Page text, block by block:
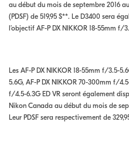
au début du mois de septembre 2016
(PDSF) de 519,95 $**. Le D3400 sera
l’objectif AF-P DX NIKKOR 18-55mm f/
Les AF-P DX NIKKOR 18-55mm f/3.5-
5.6G, AF-P DX NIKKOR 70-300mm f/
f/4.5-6.3G ED VR seront également
Nikon Canada au début du mois de
Leur PDSF sera respectivement de